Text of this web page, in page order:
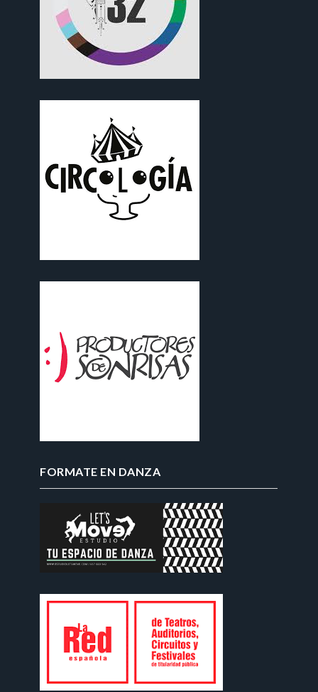
FORMATE EN DANZA